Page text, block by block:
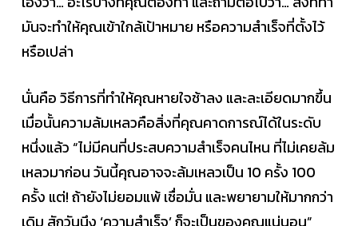
มันจะทำให้คุณเข้าใกล้เป้าหมาย หรือความสำเร็จที่ตั้งไว้
หรือเปล่า
นั่นคือ วิธีการที่ทำให้คุณหายใจช้าลง และละเอียดมากขึ้น
เมื่อนั้นความล้มเหลวคือสิ่งที่คุณคาดการณ์ได้ในระดับ
หนึ่งแล้ว “ไม่มีคนที่ประสบความสำเร็จคนไหน ที่ไม่เคยล้ม
เหลวมาก่อน วันนี้คุณอาจจะล้มเหลวเป็น 10 ครั้ง 100
ครั้ง แต่! ถ้ายังไม่ยอมแพ้ เชื่อมั่น และพยายามให้มากกว่า
เดิม สักวันนึง ‘ความสำเร็จ’ ก็จะเป็นของคุณแน่นอน”